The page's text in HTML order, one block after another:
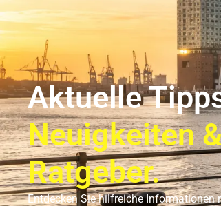
Flughafentransfer
Aktuelle
Neuigkeiten
Ratgeber.
Entdecken Sie hilfreiche Informationen